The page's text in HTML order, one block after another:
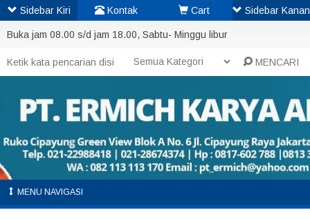
Buka jam 08.00 s/d jam 18.00, Sabtu- Minggu libur
MENCARI
MENU NAVIGASI
Sidebar Kiri Kontak Cart Sidebar Kanan